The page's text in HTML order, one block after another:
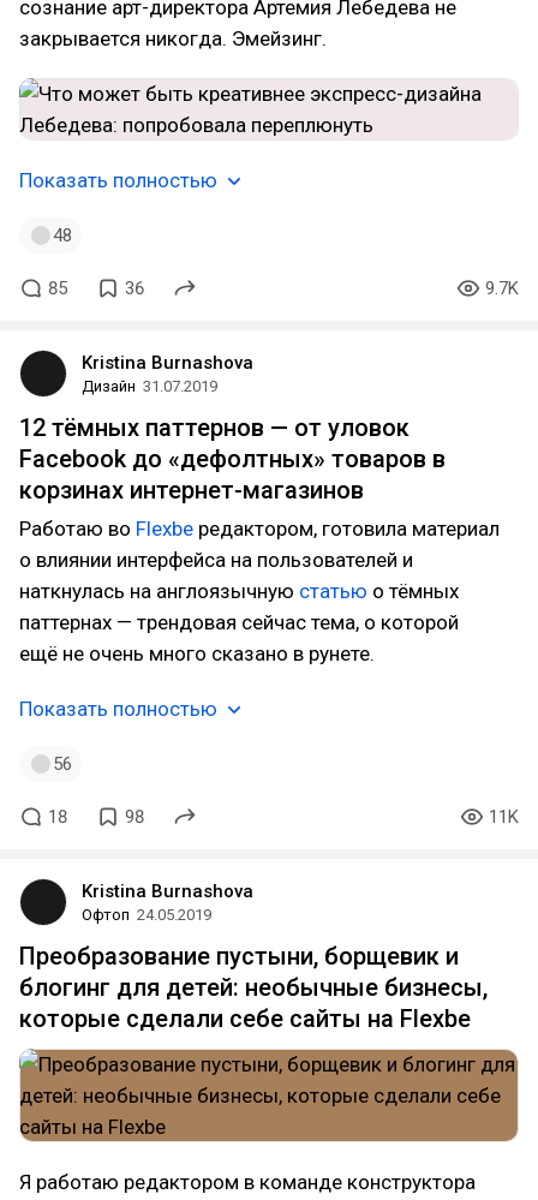
сознание арт-директора Артемия Лебедева не
закрывается никогда. Эмейзинг.
Показать полностью
48
85 36 9.7K
Kristina Burnashova
Дизайн 31.07.2019
12 тёмных паттернов — от уловок
Facebook до «дефолтных» товаров в
корзинах интернет-магазинов
Работаю во Flexbe редактором, готовила материал
о влиянии интерфейса на пользователей и
наткнулась на англоязычную статью о тёмных
паттернах — трендовая сейчас тема, о которой
ещё не очень много сказано в рунете.
Показать полностью
56
18 98 11K
Kristina Burnashova
Офтоп 24.05.2019
Преобразование пустыни, борщевик и
блогинг для детей: необычные бизнесы,
которые сделали себе сайты на Flexbe
Я работаю редактором в команде конструктора